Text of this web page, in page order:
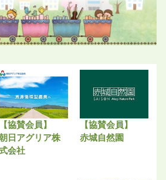
【協賛会員】
日アグリア株
会社
【協賛会員】
赤城自然園